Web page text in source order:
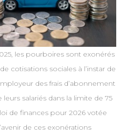
les pourboires sont exonérés
cotisations sociales à l’instar de
des frais d’abonnement
salariés dans la limite de 75
de finances pour 2026 votée
de ces exonérations